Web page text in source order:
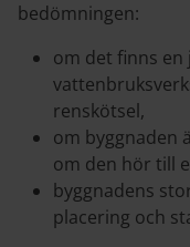
bedömningen:
om det finns en
renskötsel,
om byggnaden
om den hör till
byggnadens
placering och